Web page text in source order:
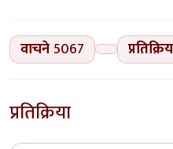
वाचने5067
प्रतिक्रिया